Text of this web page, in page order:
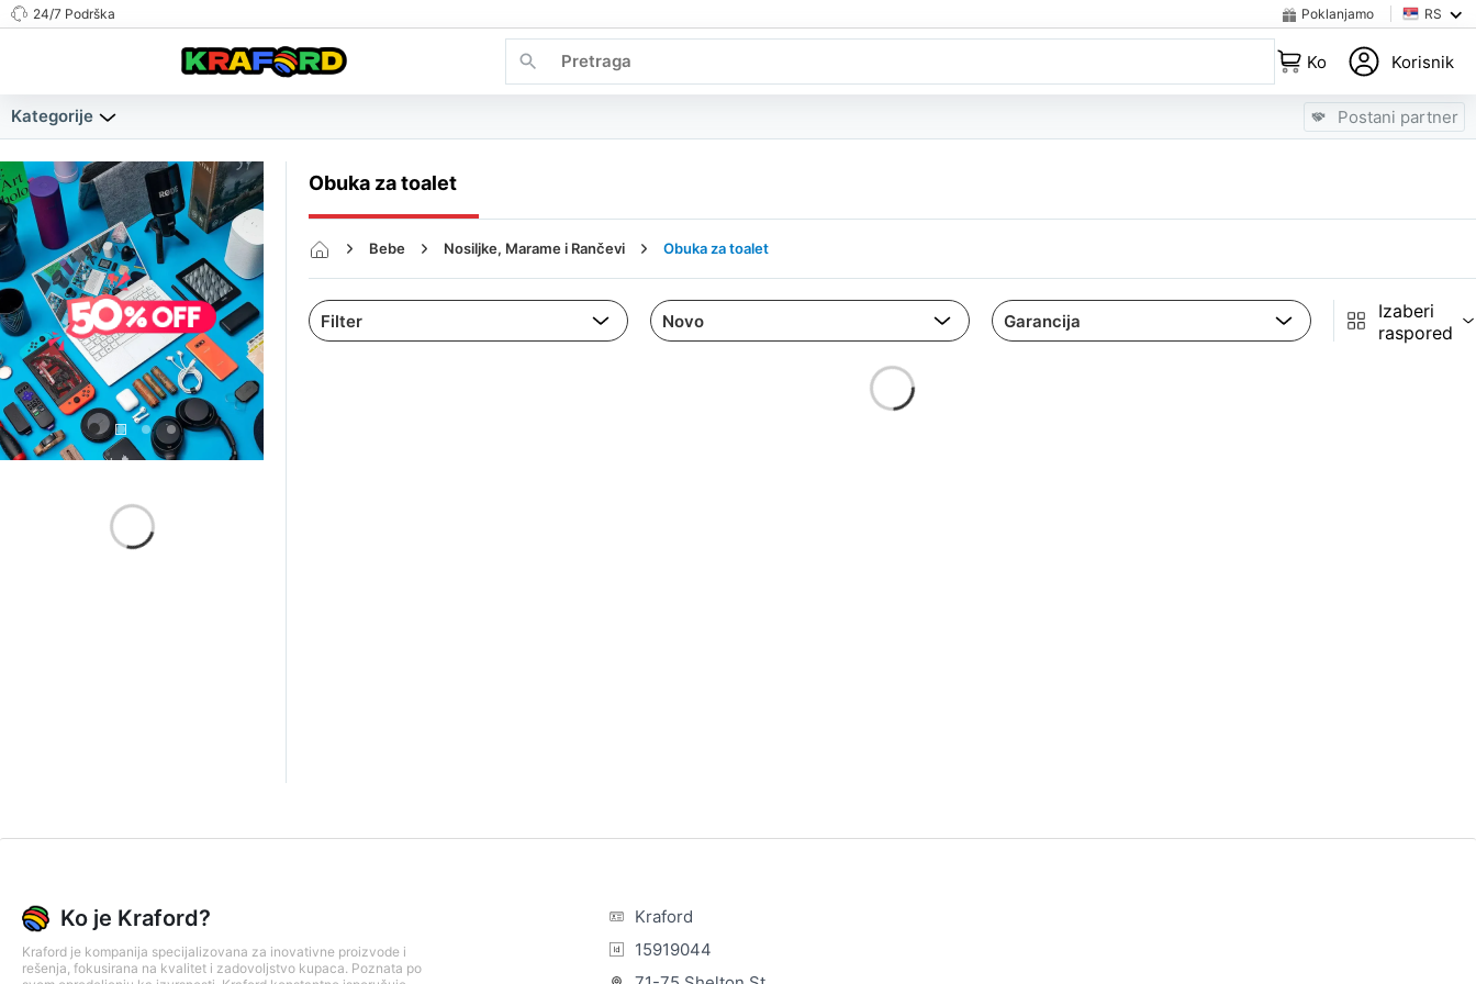
24/7 Podrška Poklanjamo RS
Korpa Korisnik
Kategorije Postani partner
Obuka za toalet
Bebe Nosiljke, Marame i Rančevi Obuka za toalet
Izaberi
raspored
Ko je Kraford?
Kraford je kompanija specijalizovana za inovativne proizvode i
rešenja, fokusirana na kvalitet i zadovoljstvo kupaca. Poznata po
Kraford
15919044